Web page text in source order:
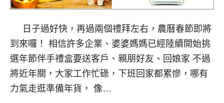
日子過好快，再過兩個禮拜左右，農曆春節即將
到來囉！ 相信許多企業、婆婆媽媽已經陸續開始挑
選年節伴手禮盒要送客戶、親朋好友、回娘家 不過
將近年關，大家工作忙碌，下班回家都累慘，哪有
力氣走逛準備年貨， 像…